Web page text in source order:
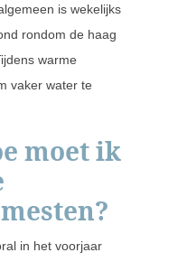
is wekelijks
rondom de haag
warme
vaker water te
moet ik
in het voorjaar